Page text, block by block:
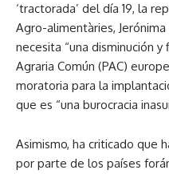
‘tractorada’ del día 19, la
Agro-alimentàries,
necesita “una disminución
Agraria Común (PAC)
moratoria para la
que es “una burocracia
Asimismo, ha criticado que
por parte de los países